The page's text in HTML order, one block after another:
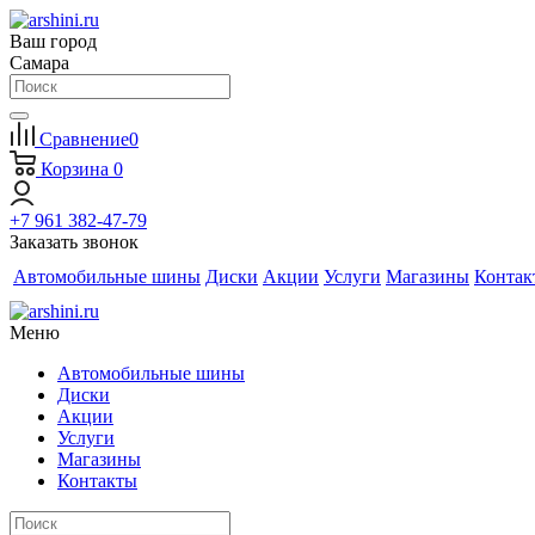
Ваш город
Самара
Сравнение0
Корзина 0
+7 961 382-47-79
Заказать звонок
Автомобильные шины Диски Акции Услуги Магазины
Меню
Автомобильные шины
Диски
Акции
Услуги
Магазины
Контакты